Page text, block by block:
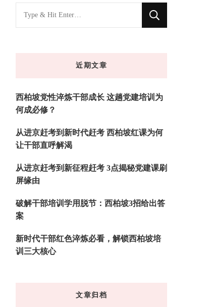
找
什
近期文章
西柏坡党性淬炼干部成长 这趟党建培训为
何成必修？
从进京赶考到新时代赶考 西柏坡红课为何
让干部直呼解渴
从进京赶考到新征程赶考 3点揭秘党建课刷
屏缘由
破解干部培训学用脱节：西柏坡3招给出答
案
新时代干部红色淬炼必看，解锁西柏坡培
训三大核心
文章归档